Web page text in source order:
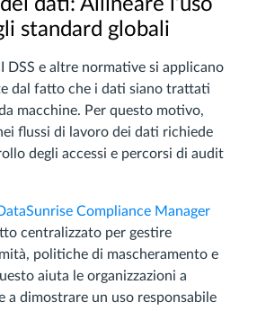
dati: Allineare l’uso
standard globali
DSS e altre normative si applicano
dal fatto che i dati siano trattati
macchine. Per questo motivo,
flussi di lavoro dei dati richiede
degli accessi e percorsi di audit
Compliance Manager
centralizzato per gestire
politiche di mascheramento e
aiuta le organizzazioni a
a dimostrare un uso responsabile